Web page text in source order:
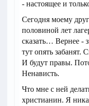
- настоящее и
Сегодня моему
половиной лет
сказать… Вернее -
тут опять забанят.
И будут правы.
Ненависть.
Что мне с ней
христианин. Я